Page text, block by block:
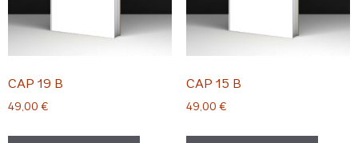
CAP 19 B
49,00 €
CAP 15 B
49,00 €